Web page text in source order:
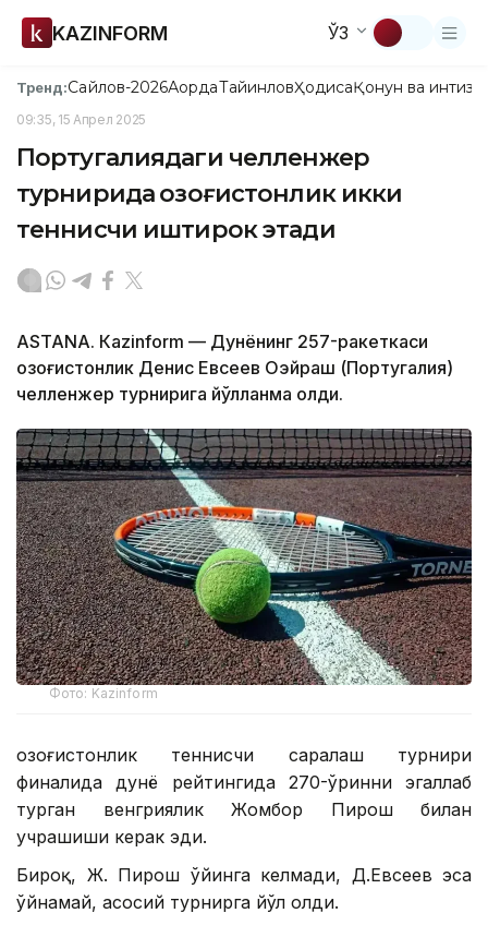
KAZINFORM ЎЗ
Тренд:Сайлов-2026АқордаТайинловҲодисаҚонун ва
09:35, 15 Апрел 2025
Португалиядаги челленжер
турнирида қозоғистонлик икки
теннисчи иштирок этади
ASTANА. Кazinform — Дунёнинг 257-ракеткаси
қозоғистонлик Денис Евсеев Оэйраш (Португалия)
челленжер турнирига йўлланма олди.
Фото: Kazinform
Қозоғистонлик теннисчи саралаш турнири
финалида дунё рейтингида 270-ўринни эгаллаб
турган венгриялик Жомбор Пирош билан
учрашиши керак эди.
Бироқ, Ж. Пирош ўйинга келмади, Д.Евсеев эса
ўйнамай, асосий турнирга йўл олди.